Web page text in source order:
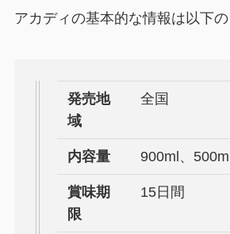
アカディの基本的な情報は以下の
発売地
域
全国
内容量 900ml、
賞味期
限
15日間